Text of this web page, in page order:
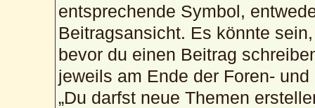
entsprechende Symbol,
Beitragsansicht. Es könnte
bevor du einen Beitrag
jeweils am Ende der Foren-
„Du darfst neue Themen